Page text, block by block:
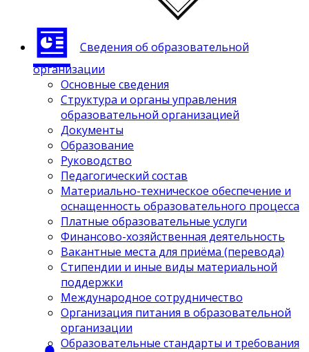
Сведения об образовательной
организации
Основные сведения
Структура и органы управления
образовательной организацией
Документы
Образование
Руководство
Педагогический состав
Материально-техническое обеспечение и
оснащенность образовательного процесса
Платные образовательные услуги
Финансово-хозяйственная деятельность
Вакантные места для приёма (перевода)
Стипендии и иные виды материальной
поддержки
Международное сотрудничество
Организация питания в образовательной
организации
Образовательные стандарты и требования